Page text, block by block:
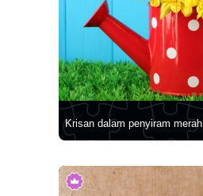
Krisan dalam penyiram merah